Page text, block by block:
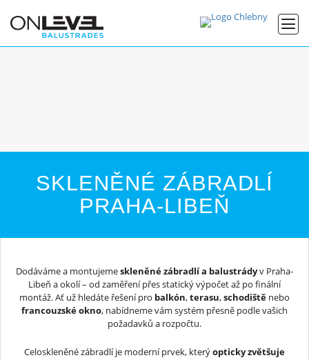
SKLENĚNÉ ZÁBRADLÍ
PRAHA-LIBEŇ
Dodáváme a montujemeskleněné zábradlí a balustrádyv Praha-
Libeň a okolí – od zaměření přes statický výpočet až po finální
montáž. Ať už hledáte řešení pro balkón,terasu,schodiště nebo
francouzské okno, nabídneme vám systém přesně podle vašich
požadavků a rozpočtu.
Celoskleněné zábradlí je moderní prvek, kterýopticky zvětšuje